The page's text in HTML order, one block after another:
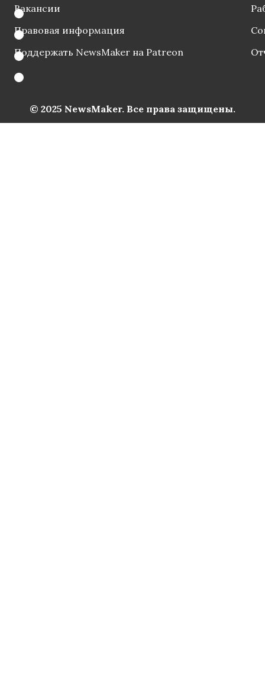
Вакансии
Правовая информация
Поддержать NewsMaker на Patreon
© 2025 NewsMaker. Все права защищены.